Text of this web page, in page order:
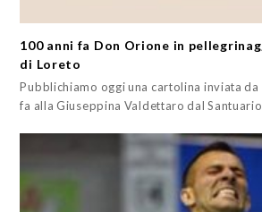
100 anni fa Don Orione in
di Loreto
Pubblichiamo oggi una cartolina inviata
fa alla Giuseppina Valdettaro dal